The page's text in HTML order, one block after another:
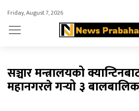
Friday, August 7, 2026
सञ्चार मन्त्रालयको
महानगरले गर्‍यो ३